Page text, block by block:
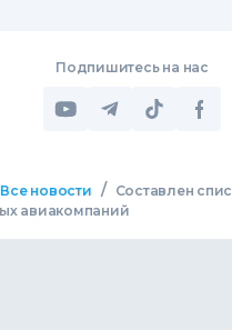
Подпишитесь на нас
Все новости /
Составлен
авиакомпаний